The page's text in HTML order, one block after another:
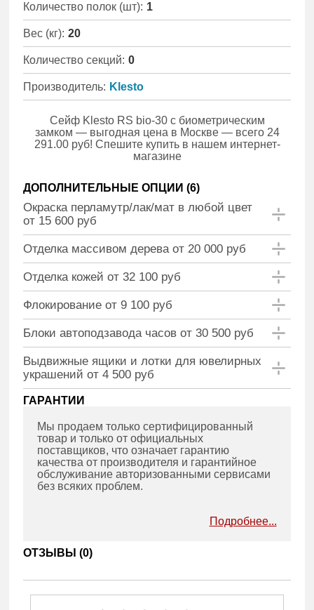
Количество полок (шт): 1
Вес (кг): 20
Количество секций: 0
Производитель: Klesto
Сейф Klesto RS bio-30 с биометрическим
замком — выгодная цена в Москве — всего 24
291.00 руб! Спешите купить в нашем интернет-
магазине
ДОПОЛНИТЕЛЬНЫЕ ОПЦИИ (6)
Окраска перламутр/лак/мат в любой цвет
от 15 600 руб
Отделка массивом дерева от 20 000 руб
Отделка кожей от 32 100 руб
Флокирование от 9 100 руб
Блоки автоподзавода часов от 30 500 руб
Выдвижные ящики и лотки для ювелирных
украшений от 4 500 руб
ГАРАНТИИ
Мы продаем только сертифицированный
товар и только от официальных
поставщиков, что означает гарантию
качества от производителя и гарантийное
обслуживание авторизованными сервисами
без всяких проблем.
Подробнее...
ОТЗЫВЫ (0)